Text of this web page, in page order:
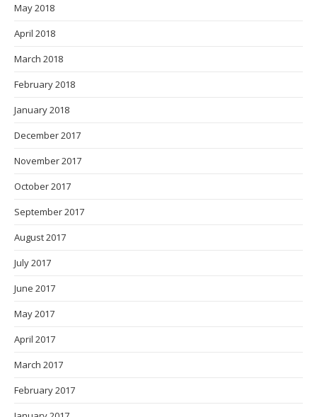
May 2018
April 2018
March 2018
February 2018
January 2018
December 2017
November 2017
October 2017
September 2017
August 2017
July 2017
June 2017
May 2017
April 2017
March 2017
February 2017